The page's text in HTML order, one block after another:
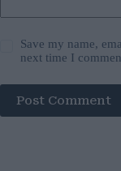
Save my name,
next time I
Post Comment